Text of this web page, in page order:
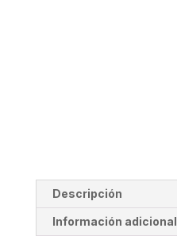
Descripción
Información adicional